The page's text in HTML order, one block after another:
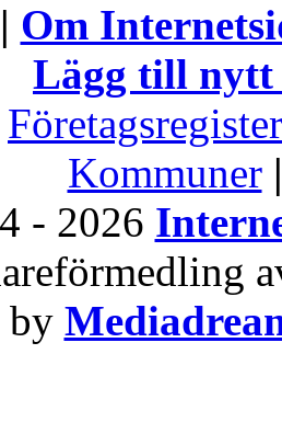
Om
Lägg till nytt
Företagsregister
Kommuner |
- 2026
by